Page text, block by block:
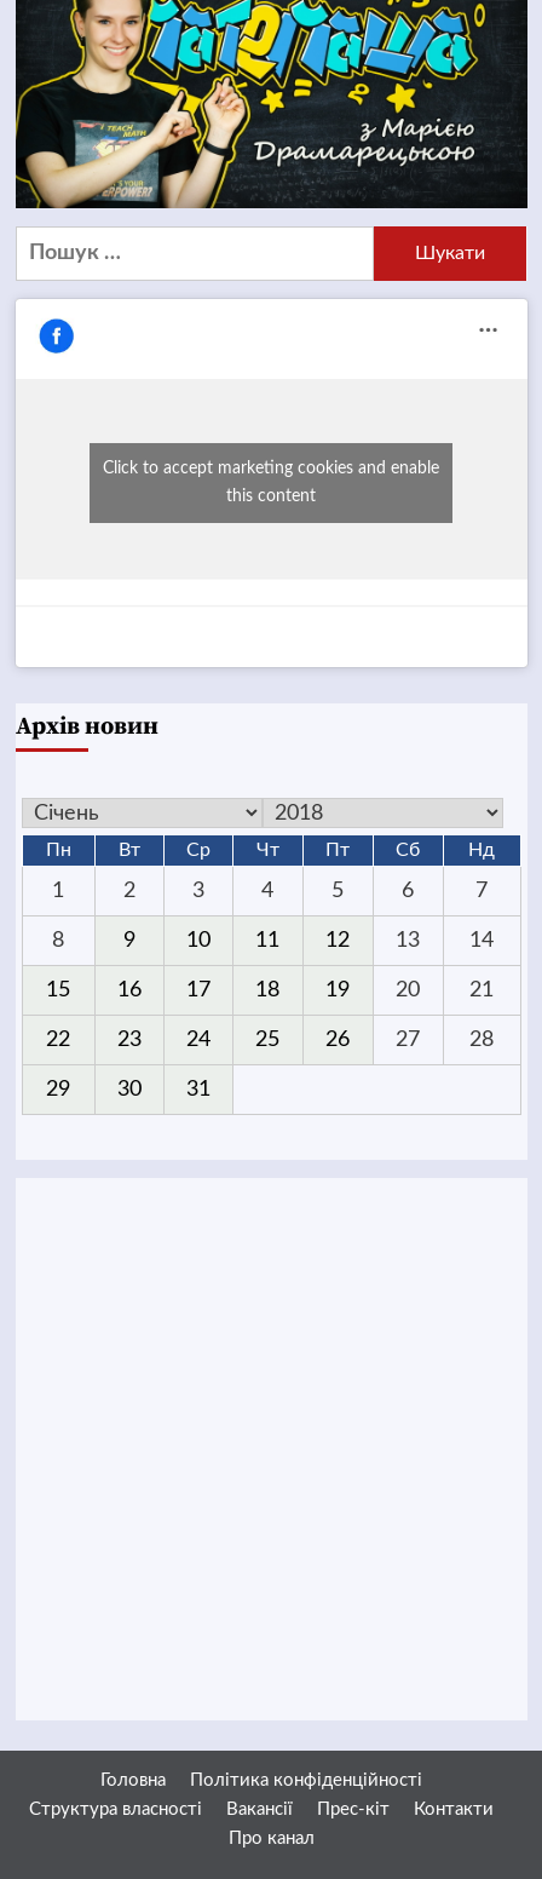
Пошук:
Click to accept marketing cookies and enable
this content
Архів новин
Пн Вт Ср Чт Пт Сб Нд
1 2 3 4 5 6 7
8 9 10 11 12 13 14
15 16 17 18 19 20 21
22 23 24 25 26 27 28
29 30 31
Головна
Політика конфіденційності
Структура власності
Вакансії Прес-кіт
Контакти
Про канал